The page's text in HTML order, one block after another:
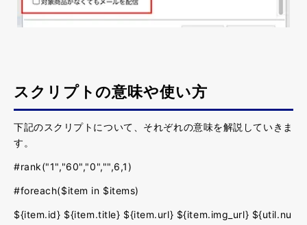
スクリプトの意味や使い方
下記のスクリプトについて、それぞれの意味を解説していきま
す。
#rank("1","60","0","",6,1)
#foreach($item in $items)
${item.id} ${item.title} ${item.url} ${item.img_url} ${util.nu